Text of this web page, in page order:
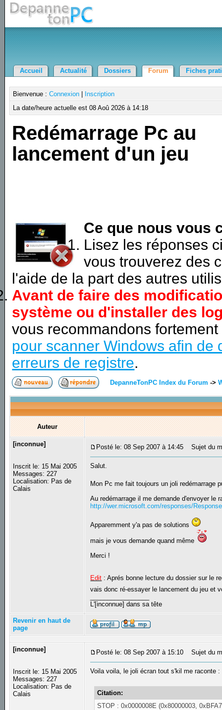
Accueil Actualité Dossiers Forum Fiches
Bienvenue :Connexion
Inscription
La date/heure actuelle est 08 Aoû 2026 à 14:18
Redémarrage Pc au
lancement d'un jeu
Ce que nous vous
Lisez les réponses
vous trouverez des
l'aide de la part des autres
Avant de faire des
système ou d'installer des
vous recommandons
pour scanner Windows afin de
erreurs de registre.
DepanneTonPC Index du Forum ->
Auteur
[inconnue]
Inscrit le: 15 Mai 2005
Messages: 227
Localisation: Pas de
Calais
Posté le: 08 Sep 2007 à 14:45 Sujet du
Salut.
Mon Pc me fait toujours un joli redémarrage
Au redémarrage il me demande d'envoyer le
http://wer.microsoft.com/responses/
Apparemment y'a pas de solutions
mais je vous demande quand même
Merci !
Edit : Aprés bonne lecture du dossier sur le
vais donc ré-essayer le lancement du jeu et
L'[inconnue] dans sa tête
Revenir en haut de
page
[inconnue]
Inscrit le: 15 Mai 2005
Messages: 227
Localisation: Pas de
Calais
Posté le: 08 Sep 2007 à 15:10 Sujet du
Voila voila, le joli écran tout s'kil me raconte :
Citation:
STOP : 0x0000008E (0x80000003,